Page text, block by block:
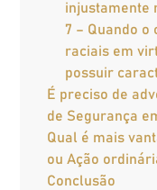
injustamente
7 – Quando o
raciais em
possuir
É preciso de
de Segurança
Qual é mais
ou Ação
Conclusão